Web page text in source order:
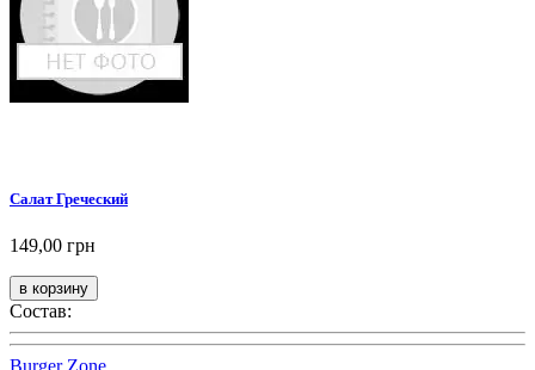
Салат Греческий
149,00 грн
Состав:
Burger Zone